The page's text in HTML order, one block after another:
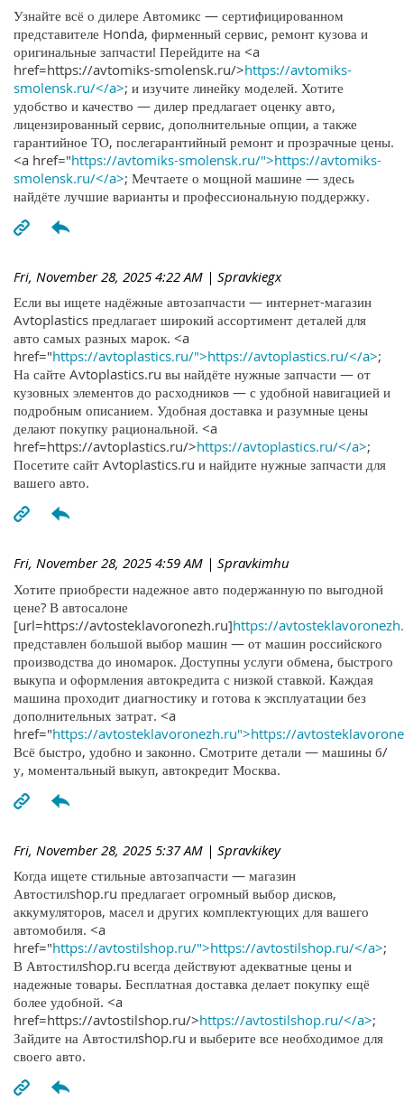
Узнайте всё о дилере Автомикс — сертифицированном
представителе Honda, фирменный сервис, ремонт кузова и
оригинальные запчасти! Перейдите на <a
href=https://avtomiks-smolensk.ru/>https://avtomiks-
smolensk.ru/</a>; и изучите линейку моделей. Хотите
удобство и качество — дилер предлагает оценку авто,
лицензированный сервис, дополнительные опции, а также
гарантийное ТО, послегарантийный ремонт и прозрачные цены.
<a href="https://avtomiks-smolensk.ru/">https://avtomiks-
smolensk.ru/</a>; Мечтаете о мощной машине — здесь
найдёте лучшие варианты и профессиональную поддержку.
Fri, November 28, 2025 4:22 AM | Spravkiegx
Если вы ищете надёжные автозапчасти — интернет-магазин
Avtoplastics предлагает широкий ассортимент деталей для
авто самых разных марок. <a
href="https://avtoplastics.ru/">https://avtoplastics.ru/</a>;
На сайте Avtoplastics.ru вы найдёте нужные запчасти — от
кузовных элементов до расходников — с удобной навигацией и
подробным описанием. Удобная доставка и разумные цены
делают покупку рациональной. <a
href=https://avtoplastics.ru/>https://avtoplastics.ru/</a>;
Посетите сайт Avtoplastics.ru и найдите нужные запчасти для
вашего авто.
Fri, November 28, 2025 4:59 AM | Spravkimhu
Хотите приобрести надежное авто подержанную по выгодной
цене? В автосалоне
[url=https://avtosteklavoronezh.ru]https://
представлен большой выбор машин — от машин российского
производства до иномарок. Доступны услуги обмена, быстрого
выкупа и оформления автокредита с низкой ставкой. Каждая
машина проходит диагностику и готова к эксплуатации без
дополнительных затрат. <a
href="https://avtosteklavoronezh.ru">https://
Всё быстро, удобно и законно. Смотрите детали — машины б/
у, моментальный выкуп, автокредит Москва.
Fri, November 28, 2025 5:37 AM | Spravkikey
Когда ищете стильные автозапчасти — магазин
Автостилshop.ru предлагает огромный выбор дисков,
аккумуляторов, масел и других комплектующих для вашего
автомобиля. <a
href="https://avtostilshop.ru/">https://avtostilshop.ru/</a>;
В Автостилshop.ru всегда действуют адекватные цены и
надежные товары. Бесплатная доставка делает покупку ещё
более удобной. <a
href=https://avtostilshop.ru/>https://avtostilshop.ru/</a>;
Зайдите на Автостилshop.ru и выберите все необходимое для
своего авто.